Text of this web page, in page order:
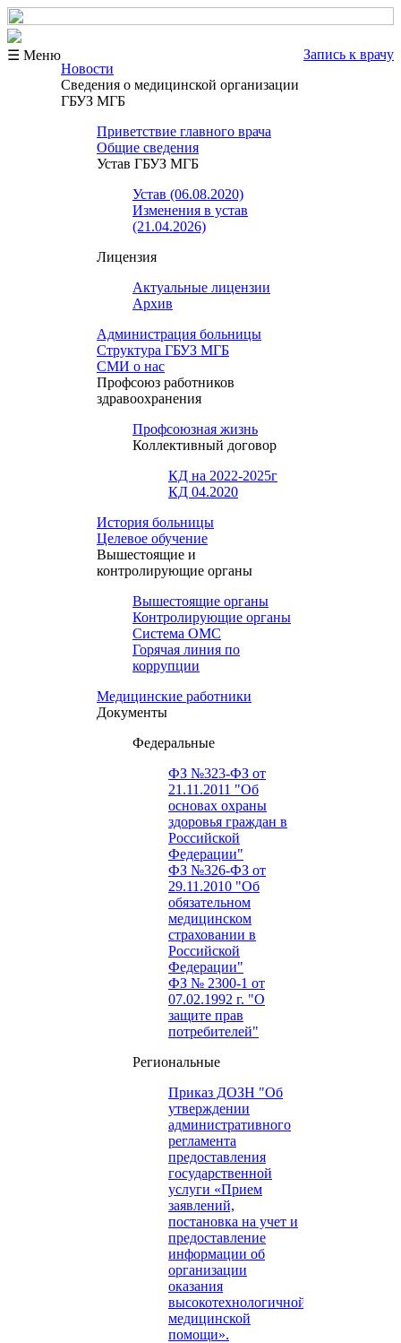
☰ Меню
Запись к врачу
Новости
Сведения о медицинской организации
ГБУЗ МГБ
Приветствие главного врача
Общие сведения
Устав ГБУЗ МГБ
Устав (06.08.2020)
Изменения в устав
(21.04.2026)
Лицензия
Актуальные лицензии
Архив
Администрация больницы
Структура ГБУЗ МГБ
СМИ о нас
Профсоюз работников
здравоохранения
Профсоюзная жизнь
Коллективный договор
КД на 2022-2025г
КД 04.2020
История больницы
Целевое обучение
Вышестоящие и
контролирующие органы
Вышестоящие органы
Контролирующие органы
Система ОМС
Горячая линия по
коррупции
Медицинские работники
Документы
Федеральные
ФЗ №323-ФЗ от
21.11.2011 "Об
основах охраны
здоровья граждан в
Российской
Федерации"
ФЗ №326-ФЗ от
29.11.2010 "Об
обязательном
медицинском
страховании в
Российской
Федерации"
ФЗ № 2300-1 от
07.02.1992 г. "О
защите прав
потребителей"
Региональные
Приказ ДОЗН "Об
утверждении
административного
регламента
предоставления
государственной
услуги «Прием
заявлений,
постановка на учет и
предоставление
информации об
организации
оказания
высокотехнологичной
медицинской
помощи».